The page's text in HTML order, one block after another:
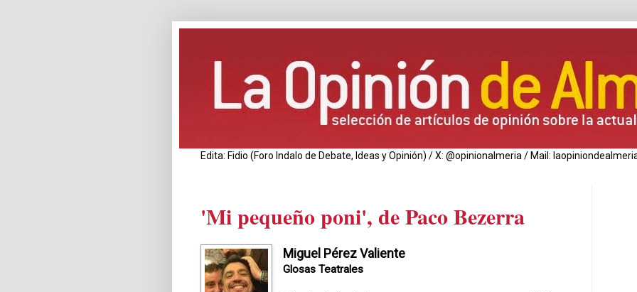
Edita: Fidio (Foro Indalo de Debate, Ideas y Opinión) / X: @opinionalmeria / Mail:
'Mi pequeño poni', de Paco Bezerra
Miguel Pérez Valiente
Glosas Teatrales